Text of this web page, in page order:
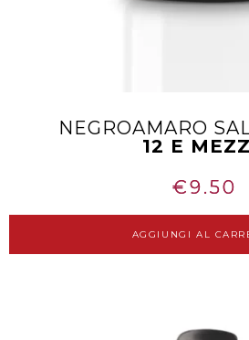
NEGROAMARO
12 E
€9.50
AGGIUNGI AL